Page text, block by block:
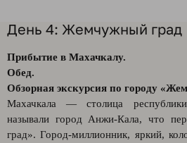
День 4: Жемчужный град
Прибытие в Махачкалу.
Обед.
Обзорная экскурсия по городу
Махачкала — столица
называли город Анжи-Кала, что
град». Город-миллионник, яркий,